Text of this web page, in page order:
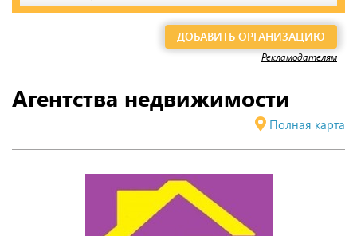
ДОБАВИТЬ ОРГАНИЗАЦИЮ
Рекламодателям
Агентства недвижимости
Полная карта